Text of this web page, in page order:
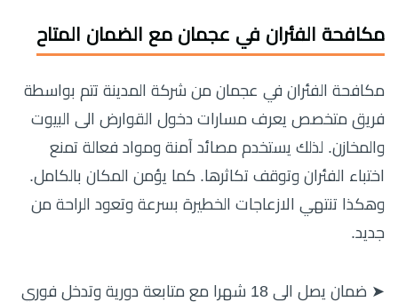
مكافحة الفئران في عجمان مع الضمان المتاح
مكافحة الفئران في عجمان من شركة المدينة تتم بواسطة
فريق متخصص يعرف مسارات دخول القوارض الى البيوت
والمخازن. لذلك يستخدم مصائد آمنة ومواد فعالة تمنع
اختباء الفئران وتوقف تكاثرها. كما يؤمن المكان بالكامل.
وهكذا تنتهي الازعاجات الخطيرة بسرعة وتعود الراحة من
جديد.
➤ ضمان يصل الى 18 شهرا مع متابعة دورية وتدخل فوري